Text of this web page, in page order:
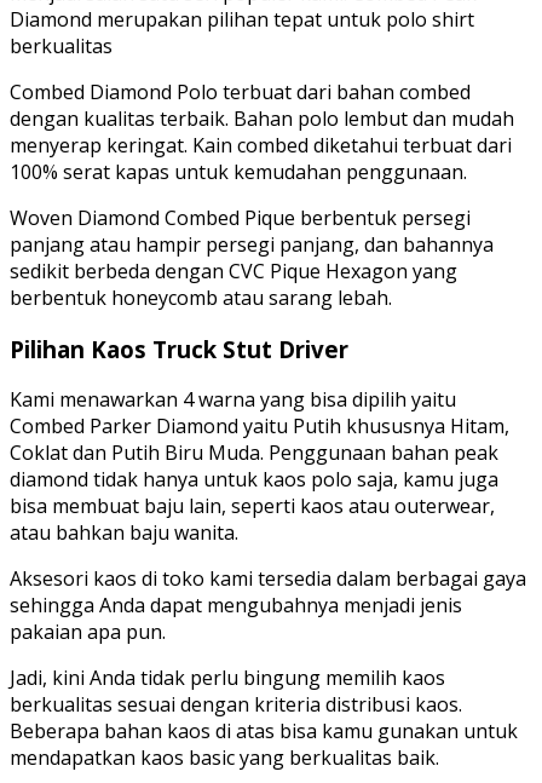
Diamond merupakan pilihan tepat untuk polo shirt
berkualitas
Combed Diamond Polo terbuat dari bahan combed
dengan kualitas terbaik. Bahan polo lembut dan mudah
menyerap keringat. Kain combed diketahui terbuat dari
100% serat kapas untuk kemudahan penggunaan.
Woven Diamond Combed Pique berbentuk persegi
panjang atau hampir persegi panjang, dan bahannya
sedikit berbeda dengan CVC Pique Hexagon yang
berbentuk honeycomb atau sarang lebah.
Pilihan Kaos Truck Stut Driver
Kami menawarkan 4 warna yang bisa dipilih yaitu
Combed Parker Diamond yaitu Putih khususnya Hitam,
Coklat dan Putih Biru Muda. Penggunaan bahan peak
diamond tidak hanya untuk kaos polo saja, kamu juga
bisa membuat baju lain, seperti kaos atau outerwear,
atau bahkan baju wanita.
Aksesori kaos di toko kami tersedia dalam berbagai gaya
sehingga Anda dapat mengubahnya menjadi jenis
pakaian apa pun.
Jadi, kini Anda tidak perlu bingung memilih kaos
berkualitas sesuai dengan kriteria distribusi kaos.
Beberapa bahan kaos di atas bisa kamu gunakan untuk
mendapatkan kaos basic yang berkualitas baik.